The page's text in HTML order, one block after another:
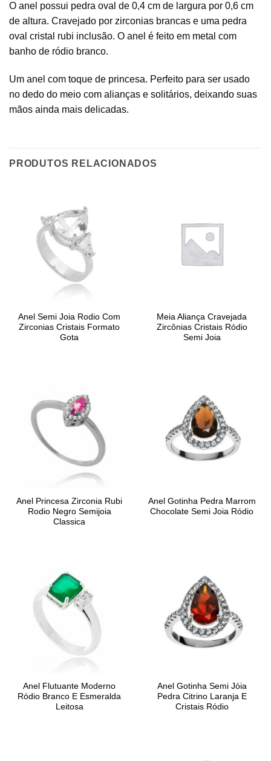
O anel possui pedra oval de 0,4 cm de largura por 0,6 cm
de altura. Cravejado por zirconias brancas e uma pedra
oval cristal rubi inclusão. O anel é feito em metal com
banho de ródio branco.
Um anel com toque de princesa. Perfeito para ser usado
no dedo do meio com alianças e solitários, deixando suas
mãos ainda mais delicadas.
PRODUTOS RELACIONADOS
Anel Semi Joia Rodio Com
Zirconias Cristais Formato
Gota
Meia Aliança Cravejada
Zircônias Cristais Ródio
Semi Joia
Anel Princesa Zirconia Rubi
Rodio Negro Semijoia
Classica
Anel Gotinha Pedra Marrom
Chocolate Semi Joia Ródio
Anel Flutuante Moderno
Ródio Branco E Esmeralda
Leitosa
Anel Gotinha Semi Jóia
Pedra Citrino Laranja E
Cristais Ródio